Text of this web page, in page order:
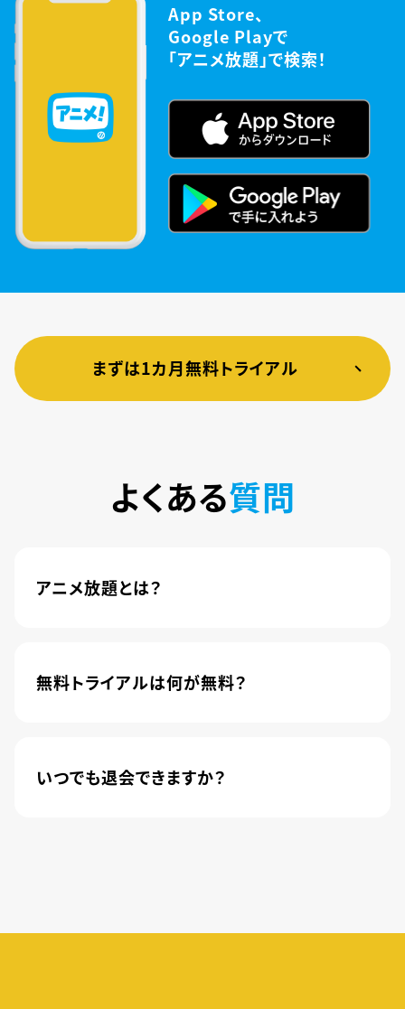
App Store、
Google Playで
「アニメ放題」で検索！
まずは1カ月無料トライアル
よくある質問
アニメ放題とは？
されました。
無料トライアルは何が無料？
いつでも退会できますか？